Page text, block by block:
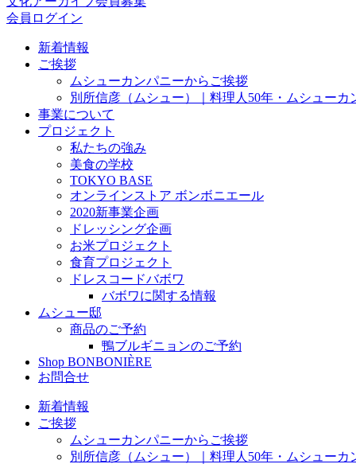
会員ログイン
新着情報
ご挨拶
ムシューカンパニーからご挨拶
別所信彦（ムシュー）｜料理人50年・ムシューカ
事業について
プロジェクト
私たちの強み
美食の学校
TOKYO BASE
オンラインストア ボンボニエール
2020新事業企画
ドレッシング企画
お米プロジェクト
食育プロジェクト
ドレスコードバボワ
バボワに関する情報
ムシュー邸
商品のご予約
鴨ブルギニョンのご予約
Shop BONBONIÈRE
お問合せ
新着情報
ご挨拶
ムシューカンパニーからご挨拶
別所信彦（ムシュー）｜料理人50年・ムシューカ